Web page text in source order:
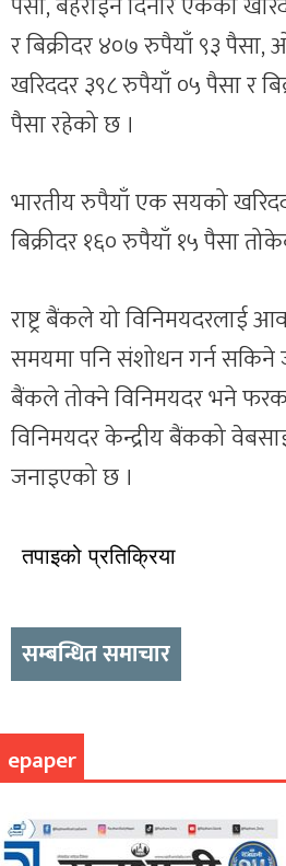
र बिक्रीदर ४०७ रुपैयाँ ९३
खरिददर ३९८ रुपैयाँ ०५ पैसा र
पैसा रहेको छ ।
भारतीय रुपैयाँ एक सयको
बिक्रीदर १६० रुपैयाँ १५ पैसा
राष्ट्र बैंकले यो
समयमा पनि संशोधन गर्न सकिने
बैंकले तोक्ने विनिमयदर भने
विनिमयदर केन्द्रीय बैंकको
जनाइएको छ ।
तपाइको प्रतिक्रिया
सम्बन्धित समाचार
epaper